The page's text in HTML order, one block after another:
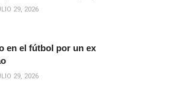
29, 2026
en el fútbol por un ex
29, 2026